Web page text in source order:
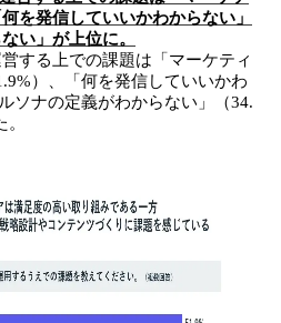
を発信していいかわからない」
い」が上位に。
する上での課題は「マーケティ
）、「何を発信していいかわ
ソナの定義がわからない」（34.